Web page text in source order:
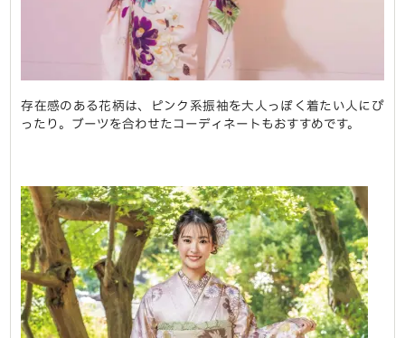
存在感のある花柄は、ピンク系振袖を大人っぽく着たい人にぴ
ったり。ブーツを合わせたコーディネートもおすすめです。